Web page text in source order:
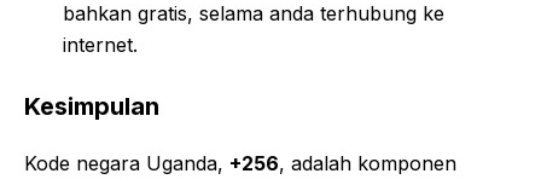
bahkan gratis, selama anda terhubung ke
internet.
Kesimpulan
Kode negara Uganda, +256, adalah komponen